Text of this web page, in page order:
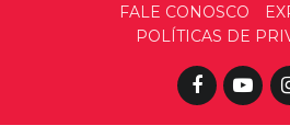
FALE CONOSCO
POLÍTICAS DE